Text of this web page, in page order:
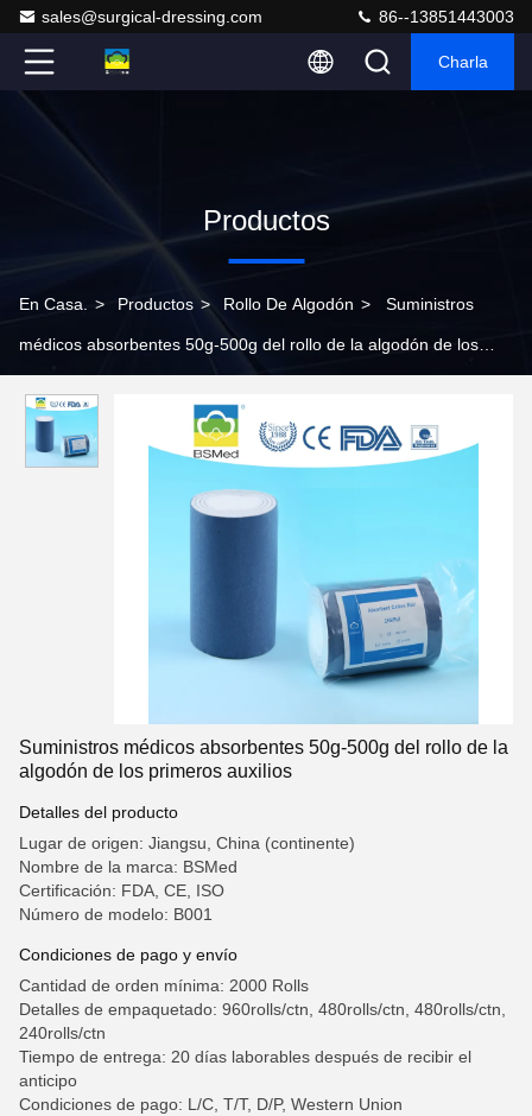
sales@surgical-dressing.com 86--13851443003
Charla
Productos
En Casa. > Productos > Rollo De Algodón > Suministros
médicos absorbentes 50g-500g del rollo de la algodón de los
Suministros médicos absorbentes 50g-500g del rollo de la
algodón de los primeros auxilios
Detalles del producto
Lugar de origen: Jiangsu, China (continente)
Nombre de la marca: BSMed
Certificación: FDA, CE, ISO
Número de modelo: B001
Condiciones de pago y envío
Cantidad de orden mínima: 2000 Rolls
Detalles de empaquetado: 960rolls/ctn, 480rolls/ctn, 480rolls/ctn,
240rolls/ctn
Tiempo de entrega: 20 días laborables después de recibir el
anticipo
Condiciones de pago: L/C, T/T, D/P, Western Union